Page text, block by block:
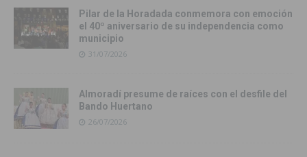
Pilar de la Horadada conmemora con emoción
el 40º aniversario de su independencia como
municipio
31/07/2026
Almoradí presume de raíces con el desfile del
Bando Huertano
26/07/2026